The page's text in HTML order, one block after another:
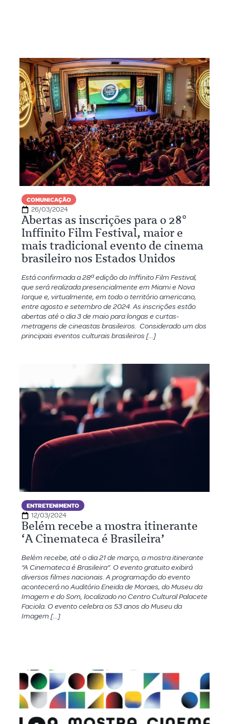
COMUNICAÇÃO
26/03/2024
Abertas as inscrições para o 28º
Inffinito Film Festival, maior e
mais tradicional evento de cinema
brasileiro nos Estados Unidos
Está confirmada a 28ª edição do Inffinito Film Festival,
que será realizada presencialmente em Miami e Nova
Iorque e, virtualmente, em todo o território americano,
entre agosto e setembro de 2024. As inscrições estão
abertas até o dia 3 de maio para longas e curtas-
metragens de cineastas brasileiros. Considerado um dos
principais eventos culturais brasileiros […]
ENTRETENIMENTO
12/03/2024
Belém recebe a mostra itinerante
‘A Cinemateca é Brasileira’
Belém recebe, até o dia 21 de março, a mostra itinerante
“A Cinemateca é Brasileira”. O evento gratuito exibirá
diversos filmes nacionais. A programação do evento
acontecerá no Auditório Eneida de Moraes, do Museu da
Imagem e do Som, localizado no Centro Cultural Palacete
Faciola. O evento celebra os 53 anos do Museu da
Imagem […]